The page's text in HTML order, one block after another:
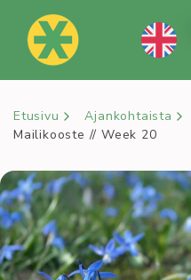
sisältöön
Etusivu Ajankohtaista
Mailikooste // Week 20